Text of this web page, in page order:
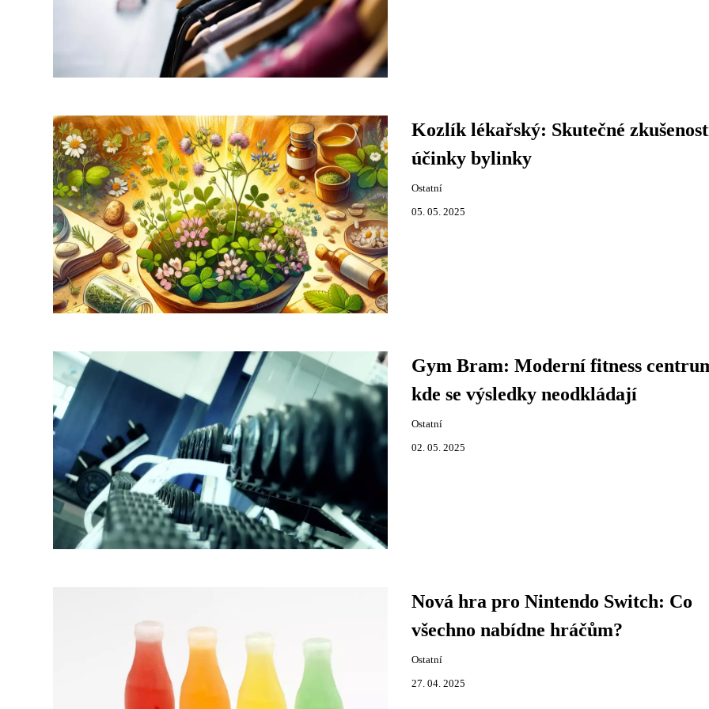
Kozlík lékařský: Skutečné
účinky bylinky
Ostatní
05. 05. 2025
Gym Bram: Moderní fitness
kde se výsledky neodkládají
Ostatní
02. 05. 2025
Nová hra pro Nintendo Switch: Co
všechno nabídne hráčům?
Ostatní
27. 04. 2025